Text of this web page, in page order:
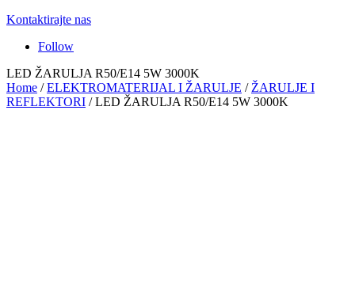
Kontaktirajte nas
Follow
LED ŽARULJA R50/E14 5W 3000K
Home /ELEKTROMATERIJAL I ŽARULJE / ŽARULJE I
REFLEKTORI / LED ŽARULJA R50/E14 5W 3000K